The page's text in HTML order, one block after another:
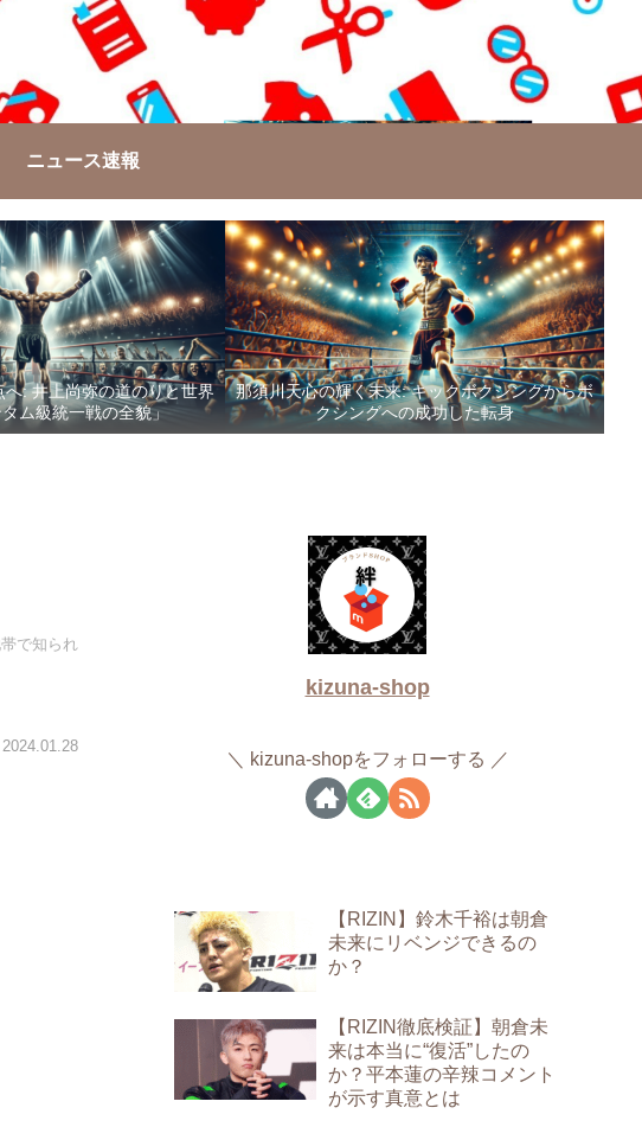
ニュース速報
: 井上尚弥の道のりと世界
ム級統一戦の全貌」
那須川天心の輝く未来: キックボクシングからボ
クシングへの成功した転身
で知られ
2024.01.28
kizuna-shop
kizuna-shopをフォローする
【RIZIN】鈴木千裕は朝倉
未来にリベンジできるの
か？
【RIZIN徹底検証】朝倉未
来は本当に“復活”したの
か？平本蓮の辛辣コメント
が示す真意とは